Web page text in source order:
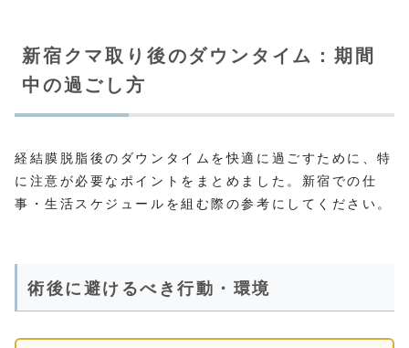
新宿クマ取り後のダウンタイム：期間
中の過ごし方
経結膜脱脂後のダウンタイムを快適に過ごすために、特
に注意が必要なポイントをまとめました。新宿での仕
事・生活スケジュールを組む際の参考にしてください。
術後に避けるべき行動・環境